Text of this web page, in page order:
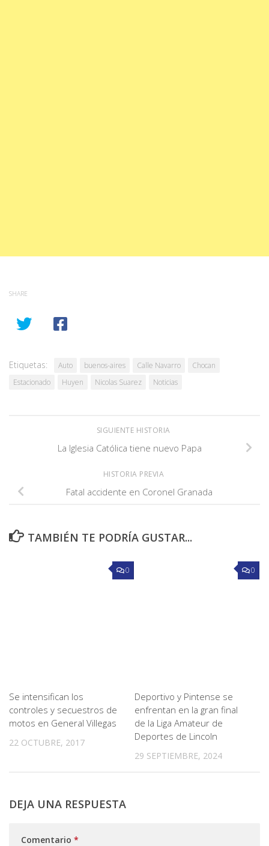
SHARE
Etiquetas: Auto buenos-aires Calle Navarro
Chocan
Estacionado
Huyen Nicolas Suarez Noticias
SIGUIENTE HISTORIA
La Iglesia Católica tiene nuevo Papa
HISTORIA PREVIA
Fatal accidente en Coronel Granada
TAMBIÉN TE PODRÍA GUSTAR...
0
Se intensifican los
controles y secuestros de
motos en General Villegas
22 OCTUBRE, 2017
0
Deportivo y Pintense se
enfrentan en la gran final
de la Liga Amateur de
Deportes de Lincoln
29 SEPTIEMBRE, 2024
DEJA UNA RESPUESTA
Comentario *